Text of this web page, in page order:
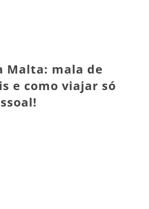
Malta: mala de
e como viajar só